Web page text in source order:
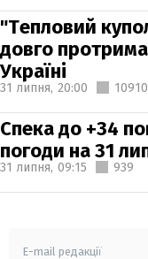
"Тепловий
довго
Україні
31 липня, 20:00 10910
Спека до +34
погоди на 31
31 липня, 09:15 939
E-mail редакції